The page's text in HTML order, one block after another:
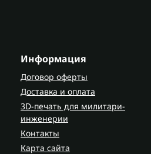
купить холодильник, они
на бренд. Самыми
являются Samsung, LG,
Надежные
более стабильные
прорабатывают
Информация
Договор оферты
Доставка и оплата
3D-печать для милитари-
инженерии
Контакты
Карта сайта